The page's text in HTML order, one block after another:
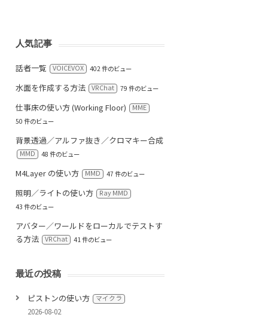
人気記事
話者一覧 VOICEVOX 402 件のビュー
水面を作成する方法 VRChat 79 件のビュー
仕事床の使い方 (Working Floor)
MME
50 件のビュー
背景透過／アルファ抜き／クロマキー合成
MMD 48 件のビュー
M4Layer の使い方 MMD 47 件のビュー
照明／ライトの使い方
Ray MMD
43 件のビュー
アバター／ワールドをローカルでテストす
る方法
VRChat 41 件のビュー
最近の投稿
ピストンの使い方 マイクラ
2026-08-02